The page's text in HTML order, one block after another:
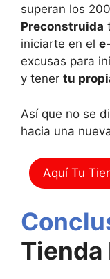
superan los
Preconstruida
iniciarte en el
excusas para
y tener tu
Así que no se
hacia una
Aquí Tu